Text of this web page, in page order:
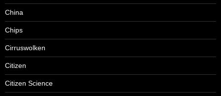
China
Chips
Cirruswolken
Citizen
Citizen Science